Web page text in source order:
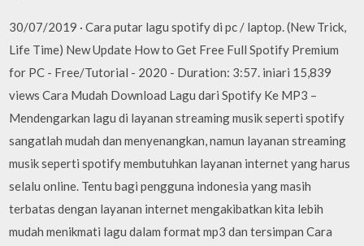
30/07/2019 · Cara putar lagu spotify di pc / laptop. (New Trick,
Life Time) New Update How to Get Free Full Spotify Premium
for PC - Free/Tutorial - 2020 - Duration: 3:57. iniari 15,839
views Cara Mudah Download Lagu dari Spotify Ke MP3 –
Mendengarkan lagu di layanan streaming musik seperti spotify
sangatlah mudah dan menyenangkan, namun layanan streaming
musik seperti spotify membutuhkan layanan internet yang harus
selalu online. Tentu bagi pengguna indonesia yang masih
terbatas dengan layanan internet mengakibatkan kita lebih
mudah menikmati lagu dalam format mp3 dan tersimpan Cara